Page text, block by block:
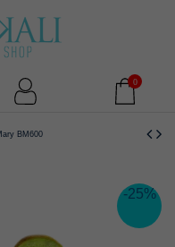
0
BM600
-25%